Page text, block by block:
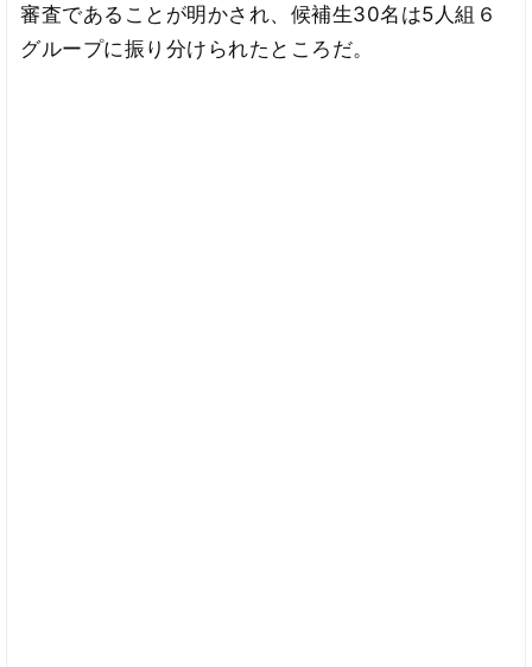
審査であることが明かされ、候補生30名は5人組６
グループに振り分けられたところだ。